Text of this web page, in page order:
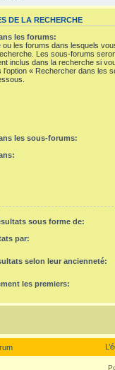
DE LA RECHERCHE
les forums:
ou les forums dans lesquels
Les sous-forums
inclus dans la recherche si
l’option « Rechercher dans les
les sous-forums:
sous forme de:
par:
selon leur ancienneté:
les premiers: